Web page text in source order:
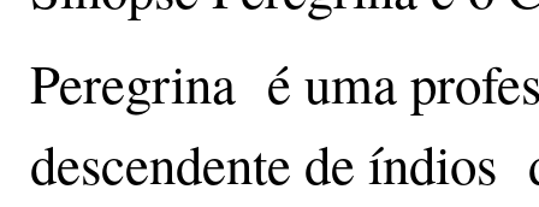
Peregrina é uma
descendente de índios